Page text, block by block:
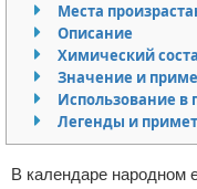
Знаменитости
Политика
Природа
Философия
Контакты
Сотрудничество
Размещение
Для
Места
Описание
Химический
Значение и
Использование в
Легенды и
В календаре народном